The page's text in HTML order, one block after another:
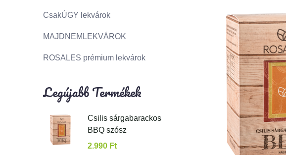
CsakÚGY lekvárok
MAJDNEMLEKVÁROK
ROSALES prémium lekvárok
Legújabb Termékek
Csilis sárgabarackos
BBQ szósz
2.990 Ft